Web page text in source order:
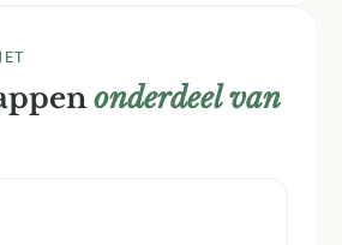
onderdeel van